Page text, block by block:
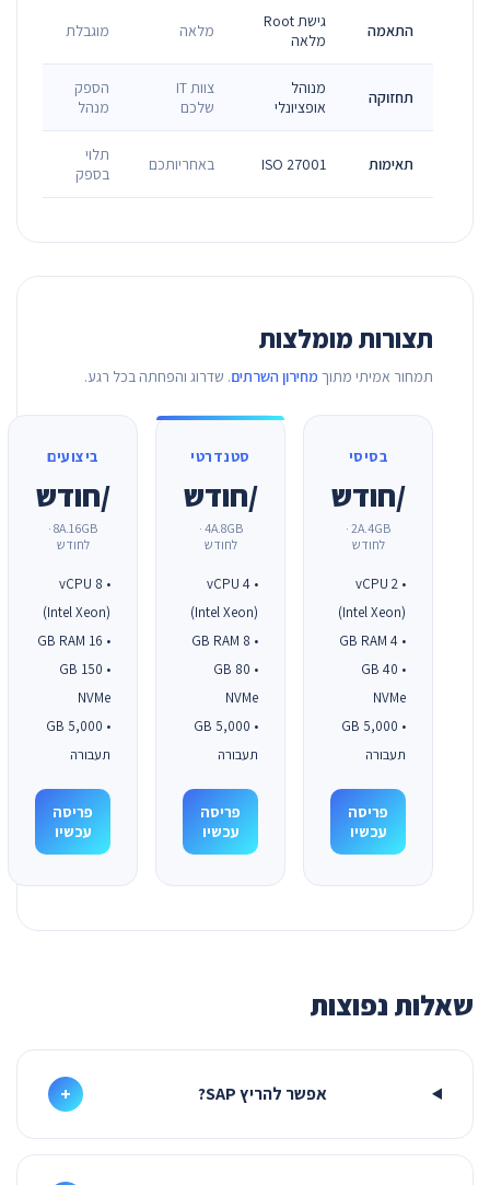
התאמה
גישת Root
מלאה
מלאה מוגבלת
תחזוקה
מנוהל
אופציונלי
צוות IT
שלכם
הספק
מנהל
תאימות ISO 27001 באחריותכם
תלוי
בספק
תצורות מומלצות
תמחור אמיתי מתוך מחירון השרתים. שדרוג והפחתה בכל רגע.
בסיסי
/חודש
2A.4GB ·
לחודש
• 2 vCPU
(Intel Xeon)
• 4 GB RAM
• 40 GB
NVMe
• 5,000 GB
תעבורה
פריסה
עכשיו
סטנדרטי
/חודש
4A.8GB ·
לחודש
• 4 vCPU
(Intel Xeon)
• 8 GB RAM
• 80 GB
NVMe
• 5,000 GB
תעבורה
פריסה
עכשיו
ביצועים
/חודש
8A.16GB ·
לחודש
• 8 vCPU
(Intel Xeon)
• 16 GB RAM
• 150 GB
NVMe
• 5,000 GB
תעבורה
פריסה
עכשיו
שאלות נפוצות
אפשר להריץ SAP? +